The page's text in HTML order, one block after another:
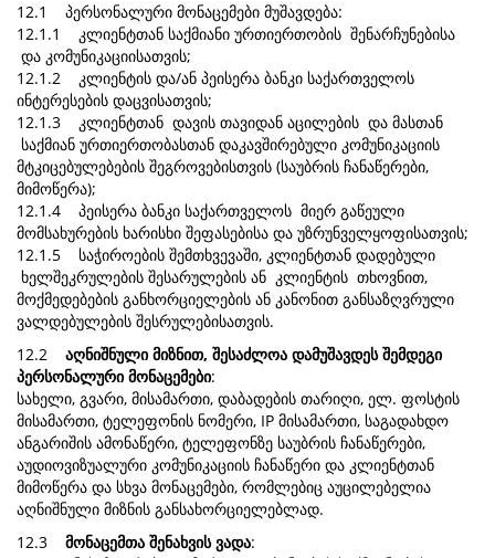
12.1 პერსონალური მონაცემები მუშავდება:
12.1.1 კლიენტთან საქმიანი ურთიერთობის შენარჩუნებისა
და კომუნიკაციისათვის;
12.1.2 კლიენტის და/ან პეისერა ბანკი საქართველოს
ინტერესების დაცვისათვის;
12.1.3 კლიენტთან დავის თავიდან აცილების და მასთან
საქმიან ურთიერთობასთან დაკავშირებული კომუნიკაციის
მტკიცებულებების შეგროვებისთვის (საუბრის ჩანაწერები,
მიმოწერა);
12.1.4 პეისერა ბანკი საქართველოს მიერ გაწეული
მომსახურების ხარისხი შეფასებისა და უზრუნველყოფისათვის;
12.1.5 საჭიროების შემთხვევაში, კლიენტთან დადებული
ხელშეკრულების შესარულების ან კლიენტის თხოვნით,
მოქმედებების განხორციელების ან კანონით განსაზღვრული
ვალდებულების შესრულებისათვის.
12.2 აღნიშნული მიზნით, შესაძლოა დამუშავდეს შემდეგი
პერსონალური მონაცემები:
სახელი, გვარი, მისამართი, დაბადების თარიღი, ელ. ფოსტის
მისამართი, ტელეფონის ნომერი, IP მისამართი, საგადახდო
ანგარიშის ამონაწერი, ტელეფონზე საუბრის ჩანაწერები,
აუდიოვიზუალური კომუნიკაციის ჩანაწერი და კლიენტთან
მიმოწერა და სხვა მონაცემები, რომლებიც აუცილებელია
აღნიშნული მიზნის განსახორციელებლად.
12.3 მონაცემთა შენახვის ვადა: